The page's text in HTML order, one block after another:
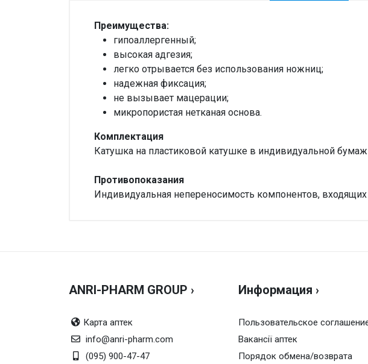
Преимущества:
гипоаллергенный;
высокая адгезия;
легко отрывается без использования ножниц;
надежная фиксация;
не вызывает мацерации;
микропористая нетканая основа.
Комплектация
Катушка на пластиковой катушке в индивидуальной
Противопоказания
Индивидуальная непереносимость компонентов, входящих
ANRI-PHARM GROUP ›
Карта аптек
info@anri-pharm.com
(095) 900-47-47
Информация ›
Пользовательское
Вакансії аптек
Порядок обмена/возврата